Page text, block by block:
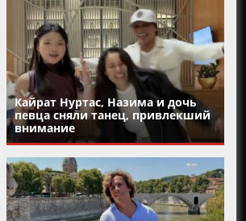
Кайрат Нуртас, Назима и дочь
певца сняли танец, привлекший
внимание